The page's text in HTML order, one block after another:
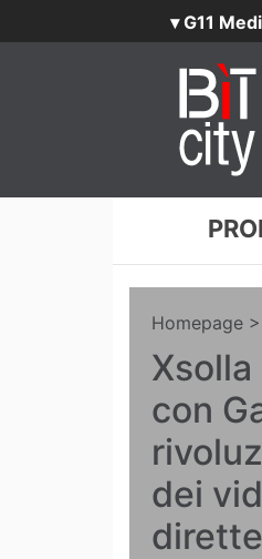
▾ G11
Homepage
con
dei